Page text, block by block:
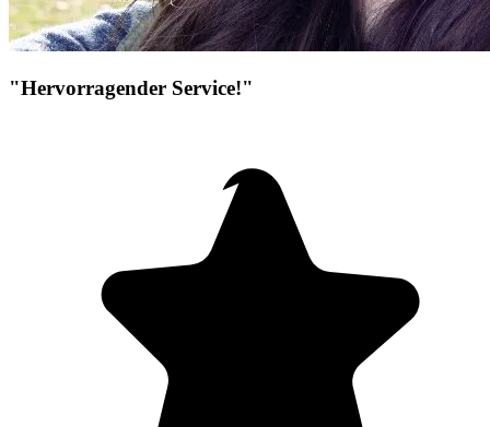
"Hervorragender Service!"